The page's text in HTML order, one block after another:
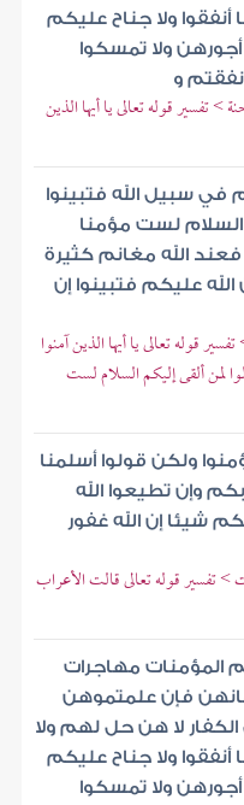
ولا جناح عليكم
ولا تمسكوا
و
> تفسير قوله تعالى يا أيها الذين
في سبيل الله فتبينوا
السلام لست مؤمنا
فعند الله مغانم كثيرة
عليكم فتبينوا إن
قوله تعالى يا أيها الذين آمنوا
لمن ألقى إليكم السلام لست
ولكن قولوا أسلمنا
وإن تطيعوا الله
شيئا إن الله غفور
تفسير قوله تعالى قالت الأعراب
المؤمنات مهاجرات
فإن علمتموهن
لا هن حل لهم ولا
ولا جناح عليكم
ولا تمسكوا